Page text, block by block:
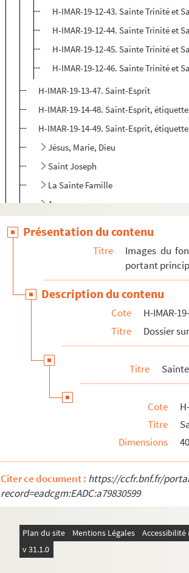
H-IMAR-19-12-43. Sainte Trinité et
H-IMAR-19-12-44. Sainte Trinité et
H-IMAR-19-12-45. Sainte Trinité et
H-IMAR-19-12-46. Sainte Trinité et
H-IMAR-19-13-47. Saint-Esprit
H-IMAR-19-14-48. Saint-Esprit,
H-IMAR-19-14-49. Saint-Esprit,
Jésus, Marie, Dieu
Saint Joseph
La Sainte Famille
Anges
H-IMAR-21-1-1. Saint Philippe et saint
Saint Jacques
H-IMAR-21-6-22. Saint Iame Minon
H-IMAR-21-11-44. Saint Timothée
Saint Jean Baptiste
Saint Paul
H-IMAR-21-98-372. Les apôtres
H-IMAR-21-99-373. Calendrier 1841
H-IMAR-21-100-374. Calendrier 1841
H-IMAR-21-102-376. Illustration des
H-IMAR-21-102-377. Illustration des
H-IMAR-21-103-378. Les apôtres de
Saint Jacques
Présentation du contenu
Titre
Images du
portant
Description du contenu
Cote
H-IMAR-
Titre
Dossier
Titre
Cote
Titre
Dimensions
Citer ce document : https://ccfr.bnf.fr/
record=eadcgm:EADC:a79830599
Plan du site Mentions Légales
v 31.1.0